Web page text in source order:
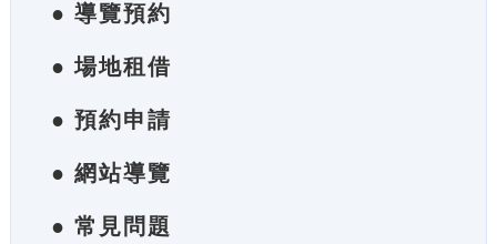
● 導覽預約
● 場地租借
● 預約申請
● 網站導覽
● 常見問題